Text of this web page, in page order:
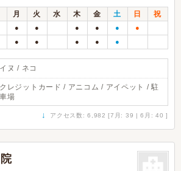
月 火 水 木 金 土 日
祝
● ● ● ● ● ●
● ● ● ● ●
イヌ / ネコ
クレジットカード / アニコム / アイペット / 駐
車場
↓ アクセス数: 6,982 [7月: 39 | 6月: 40 ]